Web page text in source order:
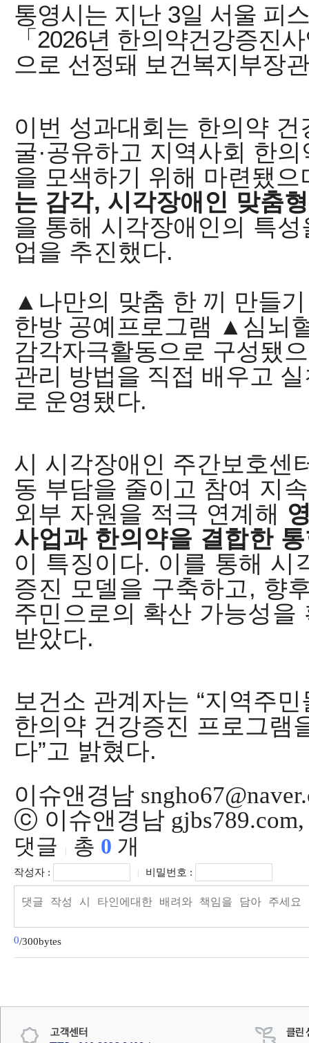
통영시는 지난 3일 서울 피
「 2026년 한의약건강증진
으로 선정돼 보건복지부장
이번 성과대회는 한의약
굴·공유하고 지역사회 한
을 모색하기 위해 마련됐으
는 감각, 시각장애인 맞춤
을 통해 시각장애인의 특
업을 추진했다.
▲ 나만의 맞춤 한 끼 만들
한방 공예프로그램 ▲ 심뇌
감각자극활동으로 구성됐
관리 방법을 직접 배우고
로 운영됐다.
시 시각장애인 주간보호센
동 부담을 줄이고 참여 지
외부 자원을 적극 연계해
사업과 한의약을 결합한
이 특징이다. 이를 통해 시
증진 모델을 구축하고 , 향
주민으로의 확산 가능성
받았다.
보건소 관계자는 “지역주
한의약 건강증진 프로그램
다”고 밝혔다.
이슈앤경남
ⓒ 이슈앤경남
댓글 총 0 개
작성자 : 비밀번호 :
0/300bytes